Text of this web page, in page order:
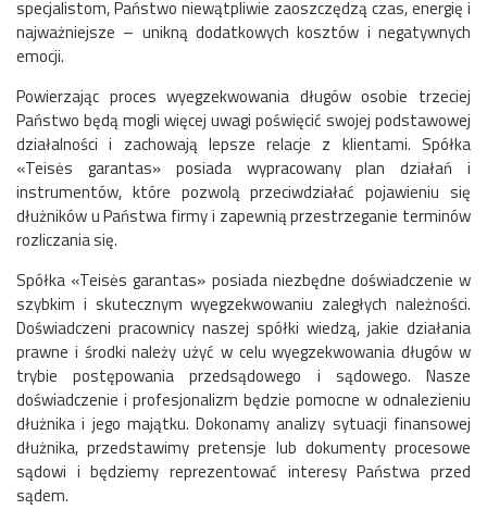
specjalistom, Państwo niewątpliwie zaoszczędzą czas, energię i
najważniejsze – unikną dodatkowych kosztów i negatywnych
emocji.
Powierzając proces wyegzekwowania długów osobie trzeciej
Państwo będą mogli więcej uwagi poświęcić swojej podstawowej
działalności i zachowają lepsze relacje z klientami. Spółka
«Teisės garantas» posiada wypracowany plan działań i
instrumentów, które pozwolą przeciwdziałać pojawieniu się
dłużników u Państwa firmy i zapewnią przestrzeganie terminów
rozliczania się.
Spółka «Teisės garantas» posiada niezbędne doświadczenie w
szybkim i skutecznym wyegzekwowaniu zaległych należności.
Doświadczeni pracownicy naszej spółki wiedzą, jakie działania
prawne i środki należy użyć w celu wyegzekwowania długów w
trybie postępowania przedsądowego i sądowego. Nasze
doświadczenie i profesjonalizm będzie pomocne w odnalezieniu
dłużnika i jego majątku. Dokonamy analizy sytuacji finansowej
dłużnika, przedstawimy pretensje lub dokumenty procesowe
sądowi i będziemy reprezentować interesy Państwa przed
sądem.